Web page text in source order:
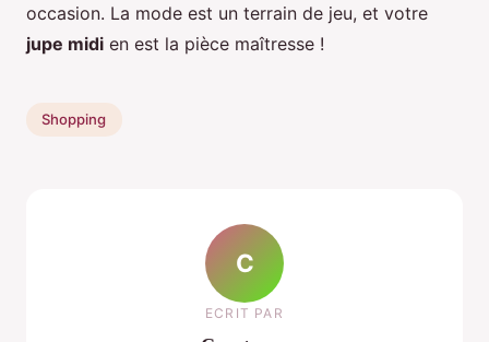
occasion. La mode est un terrain de jeu, et votre
jupe midi en est la pièce maîtresse !
Shopping
C
ECRIT PAR